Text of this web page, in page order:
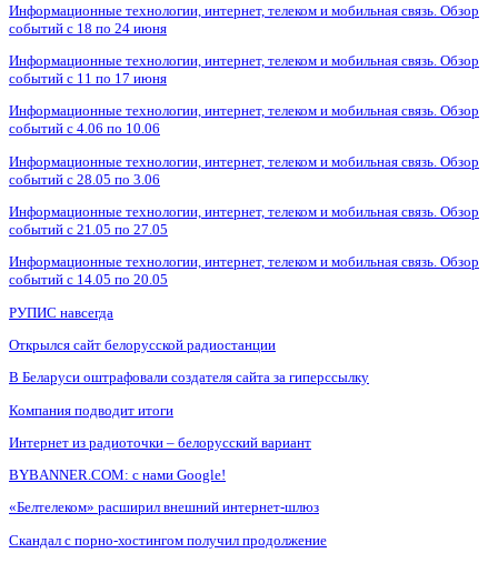
Информационные технологии, интернет, телеком и мобильная связь. Обзор
событий с 18 по 24 июня
Информационные технологии, интернет, телеком и мобильная связь. Обзор
событий с 11 по 17 июня
Информационные технологии, интернет, телеком и мобильная связь. Обзор
событий с 4.06 по 10.06
Информационные технологии, интернет, телеком и мобильная связь. Обзор
событий с 28.05 по 3.06
Информационные технологии, интернет, телеком и мобильная связь. Обзор
событий с 21.05 по 27.05
Информационные технологии, интернет, телеком и мобильная связь. Обзор
событий с 14.05 по 20.05
РУПИС навсегда
Открылся сайт белорусской радиостанции
В Беларуси оштрафовали создателя сайта за гиперссылку
Компания подводит итоги
Интернет из радиоточки – белорусский вариант
BYBANNER.COM: c нами Google!
«Белтелеком» расширил внешний интернет-шлюз
Скандал с порно-хостингом получил продолжение